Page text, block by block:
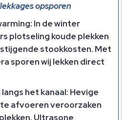
opsporen
In de winter
plotseling koude plekken
stookkosten. Met
sporen wij lekken direct
het kanaal: Hevige
afvoeren veroorzaken
Ultrasone